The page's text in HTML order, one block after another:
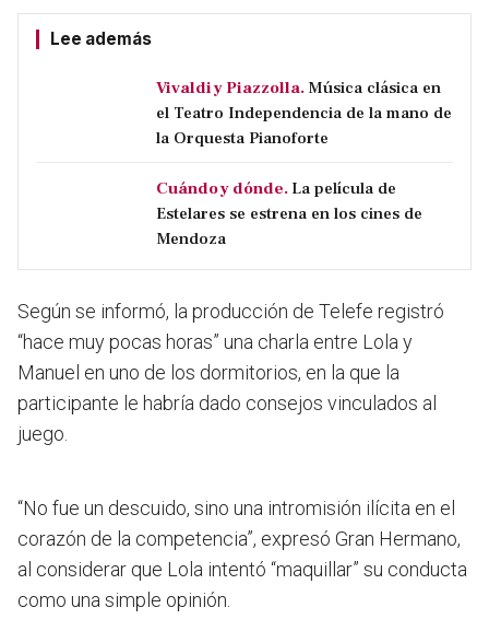
Lee además
Vivaldi y Piazzolla. Música clásica en
el Teatro Independencia de la mano de
la Orquesta Pianoforte
Cuándo y dónde. La película de
Estelares se estrena en los cines de
Mendoza
Según se informó, la producción de Telefe registró
“hace muy pocas horas” una charla entre Lola y
Manuel en uno de los dormitorios, en la que la
participante le habría dado consejos vinculados al
juego.
“No fue un descuido, sino una intromisión ilícita en el
corazón de la competencia”, expresó Gran Hermano,
al considerar que Lola intentó “maquillar” su conducta
como una simple opinión.